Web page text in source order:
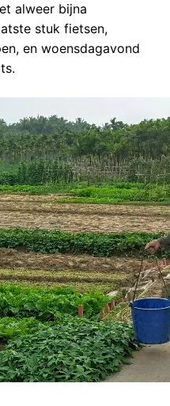
alweer bijna
stuk fietsen,
en woensdagavond